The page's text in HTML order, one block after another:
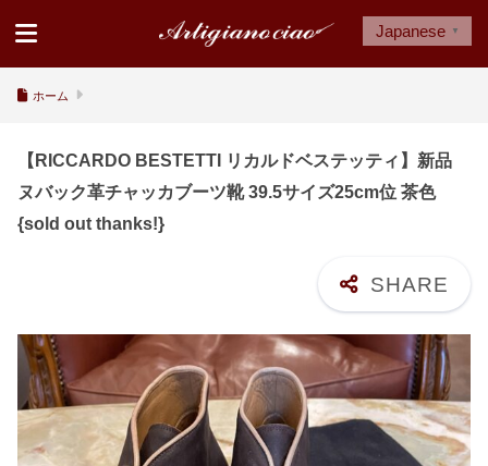
ホーム
【RICCARDO BESTETTI リカルドベステッティ】新品
ヌバック革チャッカブーツ靴 39.5サイズ25cm位 茶色
{sold out thanks!}
Japanese ▼